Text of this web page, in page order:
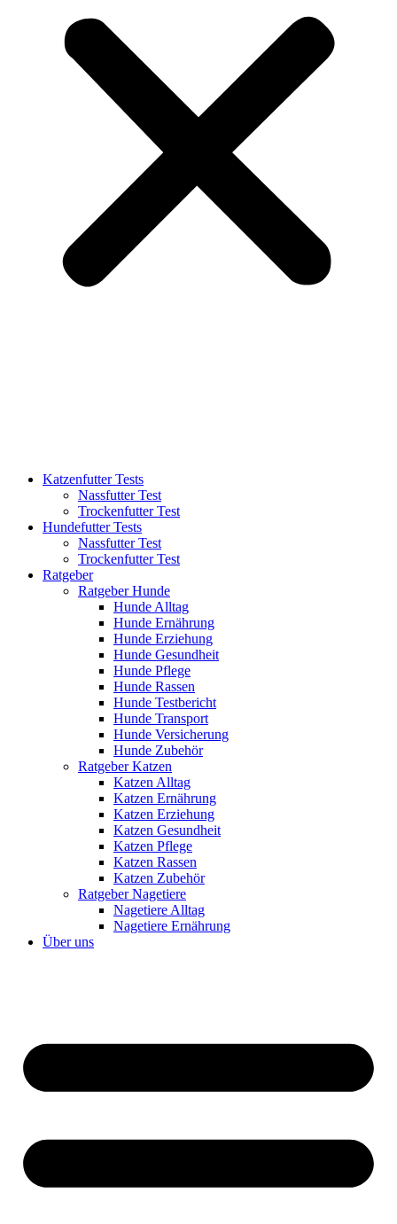
Katzenfutter Tests
Nassfutter Test
Trockenfutter Test
Hundefutter Tests
Nassfutter Test
Trockenfutter Test
Ratgeber
Ratgeber Hunde
Hunde Alltag
Hunde Ernährung
Hunde Erziehung
Hunde Gesundheit
Hunde Pflege
Hunde Rassen
Hunde Testbericht
Hunde Transport
Hunde Versicherung
Hunde Zubehör
Ratgeber Katzen
Katzen Alltag
Katzen Ernährung
Katzen Erziehung
Katzen Gesundheit
Katzen Pflege
Katzen Rassen
Katzen Zubehör
Ratgeber Nagetiere
Nagetiere Alltag
Nagetiere Ernährung
Über uns